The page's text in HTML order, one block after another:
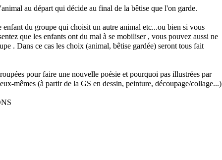
au départ qui décide au final de la bêtise que l'on garde.
enfant du groupe qui choisit un autre animal etc...ou bien si vous
que les enfants ont du mal à se mobiliser , vous pouvez aussi ne
. Dans ce cas les choix (animal, bêtise gardée) seront tous fait
pour faire une nouvelle poésie et pourquoi pas illustrées par
mêmes (à partir de la GS en dessin, peinture, découpage/collage...)